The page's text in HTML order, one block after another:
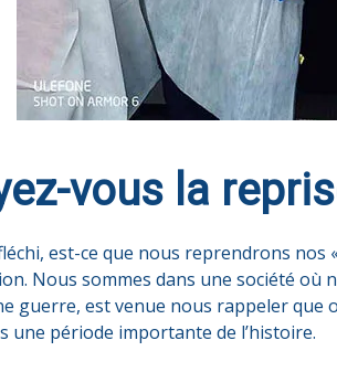
vous la
est-ce que nous reprendrons
Nous sommes dans une société
guerre, est venue nous rappeler
une période importante de l’histoire.